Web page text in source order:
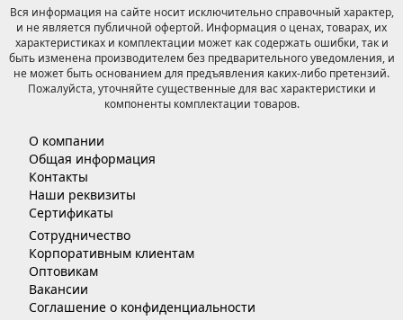
Вся информация на сайте носит исключительно справочный характер,
и не является публичной офертой. Информация о ценах, товарах, их
характеристиках и комплектации может как содержать ошибки, так и
быть изменена производителем без предварительного уведомления, и
не может быть основанием для предъявления каких-либо претензий.
Пожалуйста, уточняйте существенные для вас характеристики и
компоненты комплектации товаров.
О компании
Общая информация
Контакты
Наши реквизиты
Сертификаты
Сотрудничество
Корпоративным клиентам
Оптовикам
Вакансии
Соглашение о конфиденциальности